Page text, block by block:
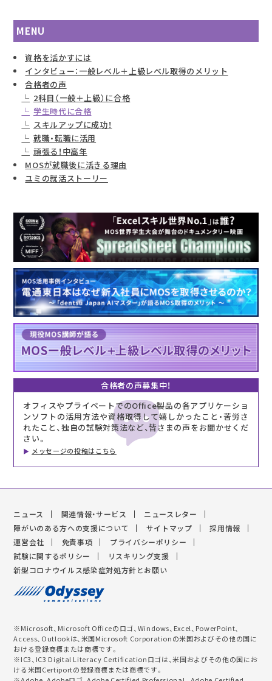
MENU
資格を活かすには
インタビュー：一般レベル＋上級レベル取得のメリット
合格者の声
2科目（一般＋上級）に合格
学生時代に合格
スキルアップに成功！
就職・転職に活用
頑張る！中高年
MOSが就職後に活きる理由
ユミの就活ストーリー
合格者の声募集中！
オフィスやプライベートでのOffice製品の各アプリケーショ
ンソフトの活用方法や資格取得して嬉しかったこと・苦労さ
れたこと、独自の試験対策法など、皆さまの声をお聞かせくだ
さい。
メッセージの投稿はこちら
ニュース 関連情報・サービス
ニュースレター
障がいのある方への支援について
サイトマップ
採用情報
運営会社
免責事項
プライバシーポリシー
試験に関するポリシー
リスキリング支援
新型コロナウイルス感染症対処方針とお願い
※Microsoft、Microsoft Officeのロゴ、Windows、Excel、PowerPoint、
Access、Outlookは、米国Microsoft Corporationの米国およびその他の国に
おける登録商標または商標です。
※IC3、IC3 Digital Literacy Certificationロゴは、米国およびその他の国にお
ける米国Certiportの登録商標または商標です。